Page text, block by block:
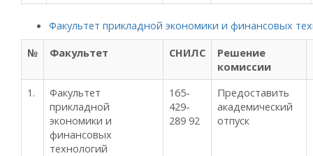
Факультет прикладной экономики и финансовых
№
Факультет СНИЛС
Решение
комиссии
1.
Факультет
прикладной
экономики и
финансовых
технологий
165-
429-
289 92
Предоставить
академический
отпуск